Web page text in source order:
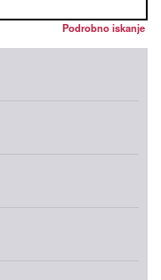
Podrobno iskanje